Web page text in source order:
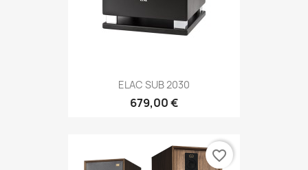
ELAC SUB 2030
679,00 €
favorite_border